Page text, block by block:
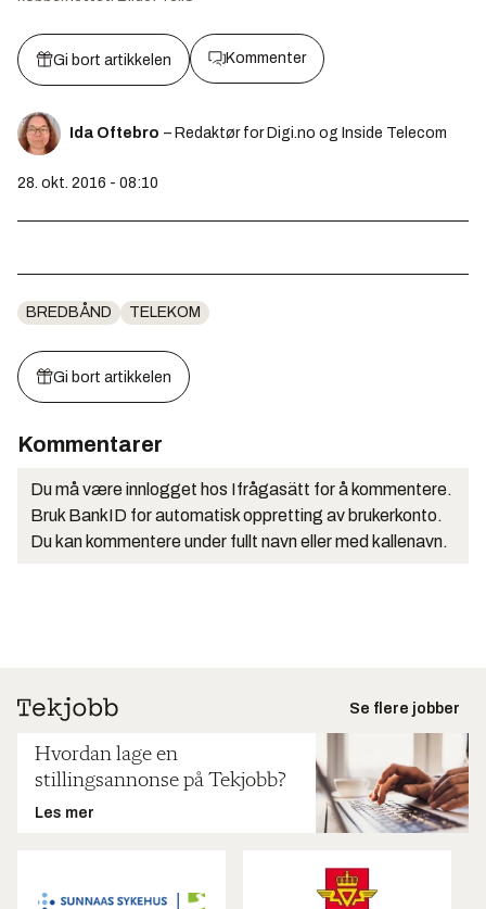
Gi bort artikkelen Kommenter
Ida Oftebro – Redaktør for Digi.no og Inside Telecom
28. okt. 2016 - 08:10
BREDBÅND TELEKOM
Gi bort artikkelen
Kommentarer
Du må være innlogget hos Ifrågasätt for å kommentere.
Bruk BankID for automatisk oppretting av brukerkonto.
Du kan kommentere under fullt navn eller med kallenavn.
Se flere jobber
Hvordan lage en
stillingsannonse på Tekjobb?
Les mer